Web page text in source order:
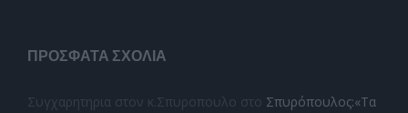
ΠΡΌΣΦΑΤΑ ΣΧΌΛΙΑ
Συγχαρητηρια στον κ.Σπυροπουλο στο Σπυρόπουλος:«Τα